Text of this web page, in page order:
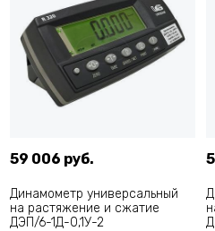
59 006 руб.
Динамометр универсальный
на растяжение и сжатие
ДЭП/6-1Д-0,1У-2